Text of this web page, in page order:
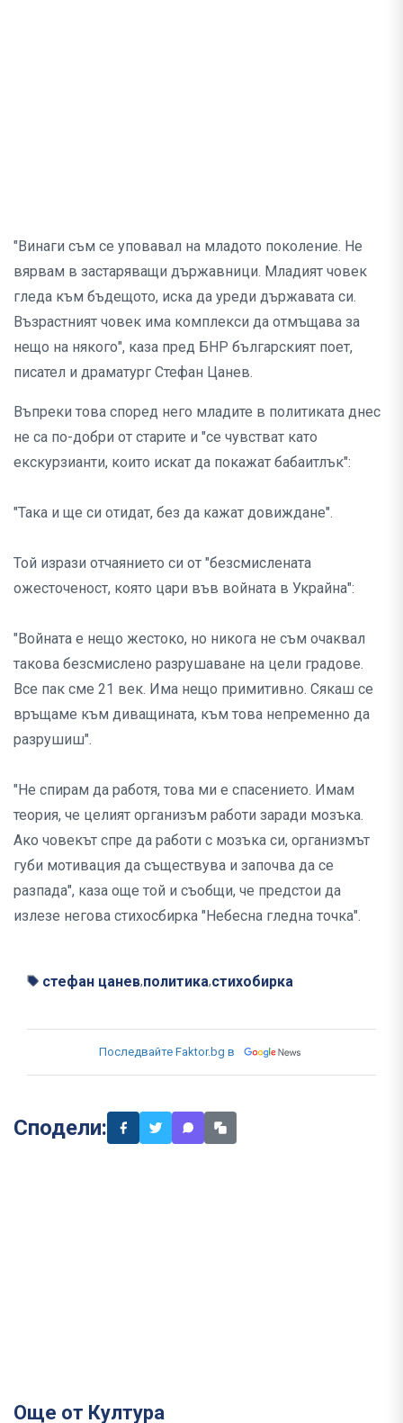
"Винаги съм се уповавал на младото поколение. Не
вярвам в застаряващи държавници. Младият човек
гледа към бъдещото, иска да уреди държавата си.
Възрастният човек има комплекси да отмъщава за
нещо на някого", каза пред БНР българският поет,
писател и драматург Стефан Цанев.
Въпреки това според него младите в политиката днес
не са по-добри от старите и "се чувстват като
екскурзианти, които искат да покажат бабаитлък":
"Така и ще си отидат, без да кажат довиждане".
Той изрази отчаянието си от "безсмислената
ожесточеност, която цари във войната в Украйна":
"Войната е нещо жестоко, но никога не съм очаквал
такова безсмислено разрушаване на цели градове.
Все пак сме 21 век. Има нещо примитивно. Сякаш се
връщаме към диващината, към това непременно да
разрушиш".
"Не спирам да работя, това ми е спасението. Имам
теория, че целият организъм работи заради мозъка.
Ако човекът спре да работи с мозъка си, организмът
губи мотивация да съществува и започва да се
разпада", каза още той и съобщи, че предстои да
излезе негова стихосбирка "Небесна гледна точка".
стефан цанев,политика,стихобирка
Последвайте Faktor.bg в
Сподели:
Още от Култура